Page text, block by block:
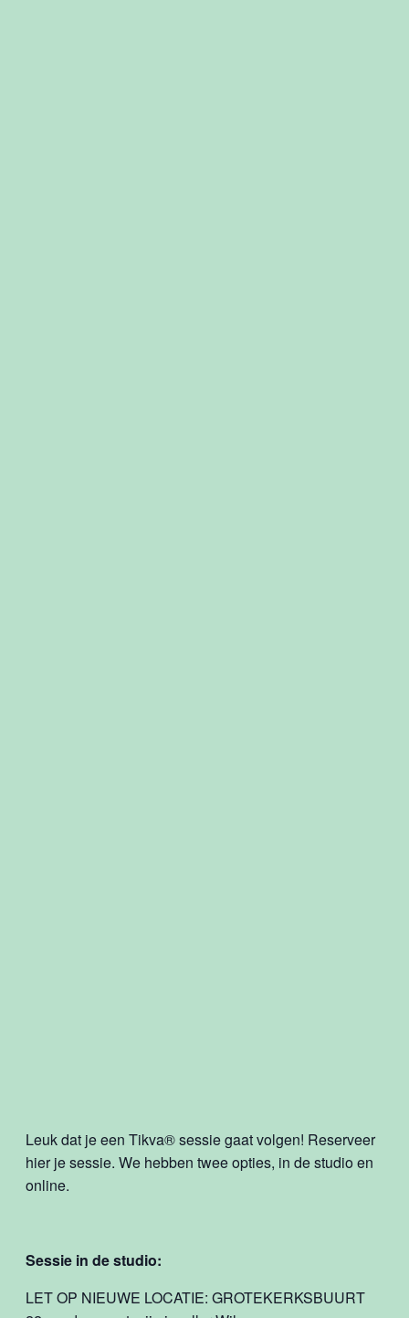
Leuk dat je een Tikva®sessie gaat volgen! Reserveer
hier je sessie. We hebben twee opties, in de studio en
online.
Sessie in de studio:
LET OP NIEUWE LOCATIE: GROTEKERKSBUURT